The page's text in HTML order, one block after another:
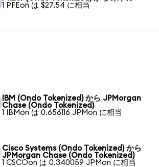
1 PFEon は $27.54 に相当
IBM (Ondo Tokenized) から JPMorgan
Chase (Ondo Tokenized)
1 IBMon は 0.656116 JPMon に相当
Cisco Systems (Ondo Tokenized) から
JPMorgan Chase (Ondo Tokenized)
1 CSCOon は 0.340059 JPMon に相当